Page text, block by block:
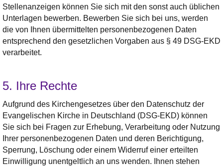
Stellenanzeigen können Sie sich mit den sonst auch üblichen
Unterlagen bewerben. Bewerben Sie sich bei uns, werden
die von Ihnen übermittelten personenbezogenen Daten
entsprechend den gesetzlichen Vorgaben aus § 49 DSG-EKD
verarbeitet.
5. Ihre Rechte
Aufgrund des Kirchengesetzes über den Datenschutz der
Evangelischen Kirche in Deutschland (DSG-EKD) können
Sie sich bei Fragen zur Erhebung, Verarbeitung oder Nutzung
Ihrer personenbezogenen Daten und deren Berichtigung,
Sperrung, Löschung oder einem Widerruf einer erteilten
Einwilligung unentgeltlich an uns wenden. Ihnen stehen